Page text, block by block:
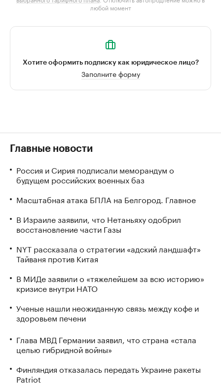
любой момент
Хотите оформить подписку как юридическое лицо?
Заполните форму
Главные новости
Россия и Сирия подписали меморандум о
будущем российских военных баз
Масштабная атака БПЛА на Белгород. Главное
В Израиле заявили, что Нетаньяху одобрил
восстановление части Газы
NYT рассказала о стратегии «адский ландшафт»
Тайваня против Китая
В МИДе заявили о «тяжелейшем за всю историю»
кризисе внутри НАТО
Ученые нашли неожиданную связь между кофе и
здоровьем печени
Глава МВД Германии заявил, что страна «стала
целью гибридной войны»
Финляндия отказалась передать Украине ракеты
Patriot